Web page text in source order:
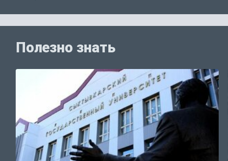
Полезно знать